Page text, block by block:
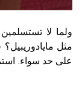
ولما لا
مثل مايادوريبيل؟
على حد سواء.